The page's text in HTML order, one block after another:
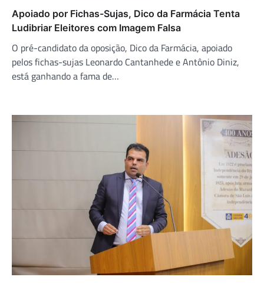
Apoiado por Fichas-Sujas, Dico da Farmácia Tenta
Ludibriar Eleitores com Imagem Falsa
O pré-candidato da oposição, Dico da Farmácia, apoiado
pelos fichas-sujas Leonardo Cantanhede e Antônio Diniz,
está ganhando a fama de…